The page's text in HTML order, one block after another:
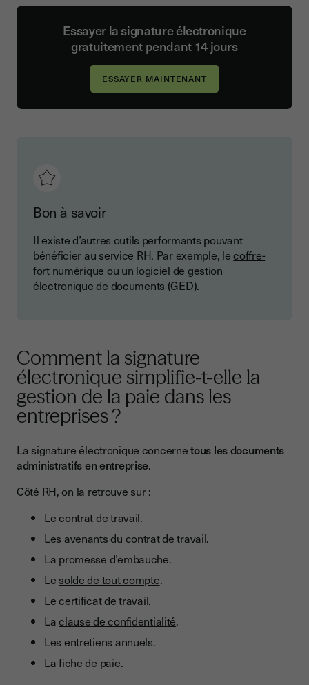
Essayer la signature électronique
gratuitement pendant 14 jours
Bon à savoir
Il existe d’autres outils performants pouvant
bénéficier au service RH. Par exemple, le coffre-
fort numérique ou un logiciel de gestion
électronique de documents (GED).
Comment la signature
électronique simplifie-t-elle la
gestion de la paie dans les
entreprises ?
La signature électronique concernetous les documents
administratifs en entreprise.
Côté RH, on la retrouve sur :
Le contrat de travail.
Les avenants du contrat de travail.
La promesse d’embauche.
Le solde de tout compte.
Lecertificat de travail.
Laclause de confidentialité.
Les entretiens annuels.
La fiche de paie.